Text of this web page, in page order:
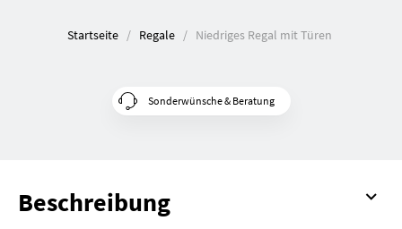
Startseite Regale Niedriges Regal mit Türen
Sonderwünsche & Beratung
Beschreibung